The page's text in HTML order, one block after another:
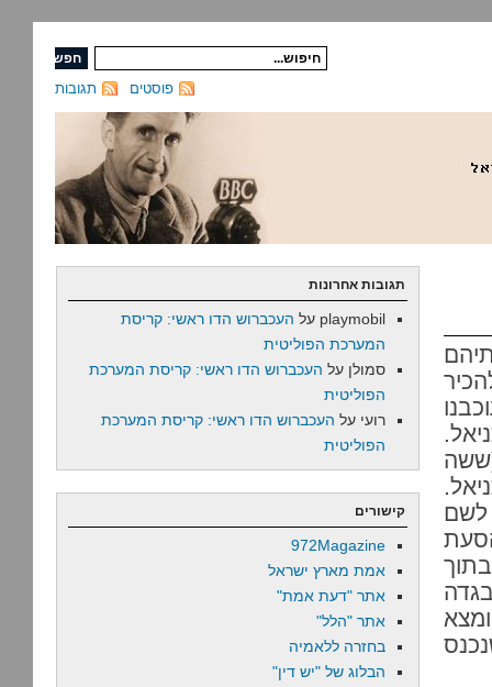
תגובות פוסטים
לשם
לתאר פלסטיני משטחי 67 שנכנס
תגובות אחרונות
playmobil על העכברוש הדו ראשי: קריסת
המערכת הפוליטית
סמולן על העכברוש הדו ראשי: קריסת המערכת
הפוליטית
רועי על העכברוש הדו ראשי: קריסת המערכת
הפוליטית
קישורים
972Magazine
אמת מארץ ישראל
אתר "דעת אמת"
אתר "הלל"
בחזרה ללאמיה
הבלוג של "יש דין"